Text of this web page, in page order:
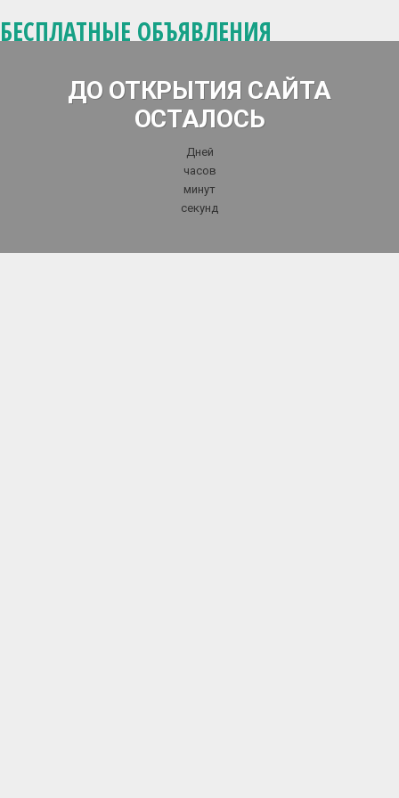
БЕСПЛАТНЫЕ ОБЪЯВЛЕНИЯ
ДО ОТКРЫТИЯ САЙТА
ОСТАЛОСЬ
Дней
часов
минут
секунд